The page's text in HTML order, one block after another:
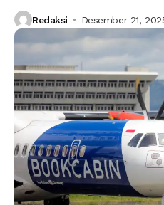
Redaksi Desember 21,